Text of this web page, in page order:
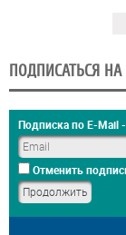
ПОДПИСАТЬСЯ НА
Подписка по E-Mail
Отменить